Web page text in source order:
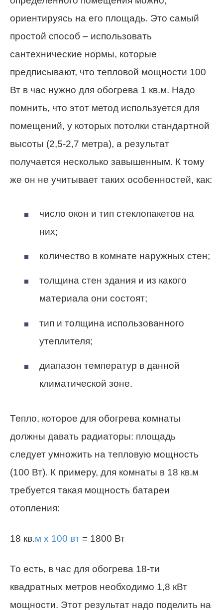
ориентируясь на его площадь. Это самый
простой способ – использовать
сантехнические нормы, которые
предписывают, что тепловой мощности 100
Вт в час нужно для обогрева 1 кв.м. Надо
помнить, что этот метод используется для
помещений, у которых потолки стандартной
высоты (2,5-2,7 метра), а результат
получается несколько завышенным. К тому
же он не учитывает таких особенностей, как:
число окон и тип стеклопакетов на
них;
количество в комнате наружных стен;
толщина стен здания и из какого
материала они состоят;
тип и толщина использованного
утеплителя;
диапазон температур в данной
климатической зоне.
Тепло, которое для обогрева комнаты
должны давать радиаторы: площадь
следует умножить на тепловую мощность
(100 Вт). К примеру, для комнаты в 18 кв.м
требуется такая мощность батареи
отопления:
18 кв.м х 100 вт = 1800 Вт
То есть, в час для обогрева 18-ти
квадратных метров необходимо 1,8 кВт
мощности. Этот результат надо поделить на